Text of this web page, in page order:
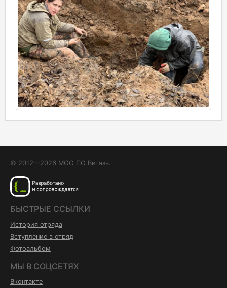
© 2012—2026 МОО ПО Витязь.
БЫСТРЫЕ ССЫЛКИ
История отряда
Вступление в отряд
Фотоальбом
МЫ В СОЦСЕТЯХ
Вконтакте